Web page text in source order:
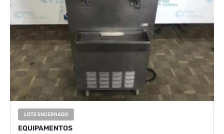
LOTE ENCERRADO
EQUIPAMENTOS